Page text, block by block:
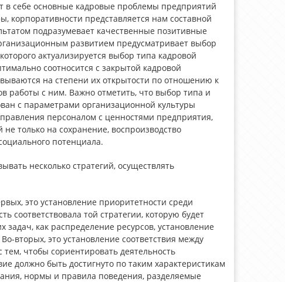
в себе основные кадровые проблемы предприятий
корпоративности представляется нам составной
подразумевает качественные позитивные
развитием предусматривает выбор
актуализируется выбор типа кадровой
соотносится с закрытой кадровой
на степени их открытости по отношению к
работы с ним. Важно отметить, что выбор типа и
с параметрами организационной культуры
персоналом с ценностями предприятия,
только на сохранение, воспроизводство
потенциала.
несколько стратегий, осуществлять
это установление приоритетности среди
соответствовала той стратегии, которую будет
как распределение ресурсов, установление
вторых, это установление соответствия между
чтобы сориентировать деятельность
должно быть достигнуто по таким характеристикам
нормы и правила поведения, разделяемые